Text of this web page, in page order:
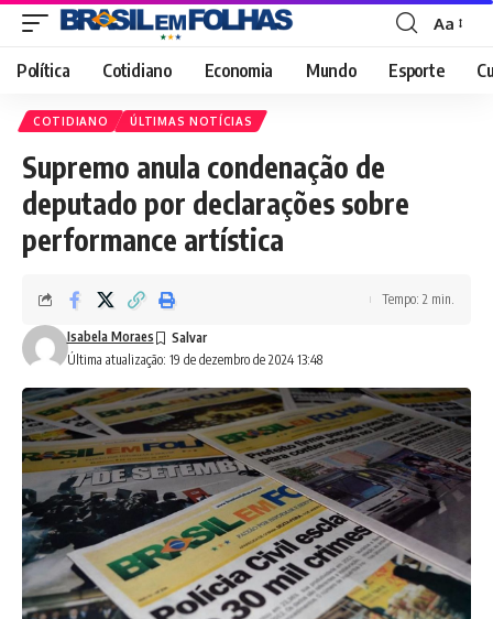
Font
Resizer
Aa
Política Cotidiano Economia Mundo Esporte
COTIDIANO ÚLTIMAS NOTÍCIAS
Supremo anula condenação de
deputado por declarações sobre
performance artística
Última atualização: 19 de dezembro de 2024 13:48
Isabela Moraes
Tempo: 2 min.